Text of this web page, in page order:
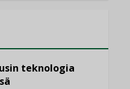
teknologia